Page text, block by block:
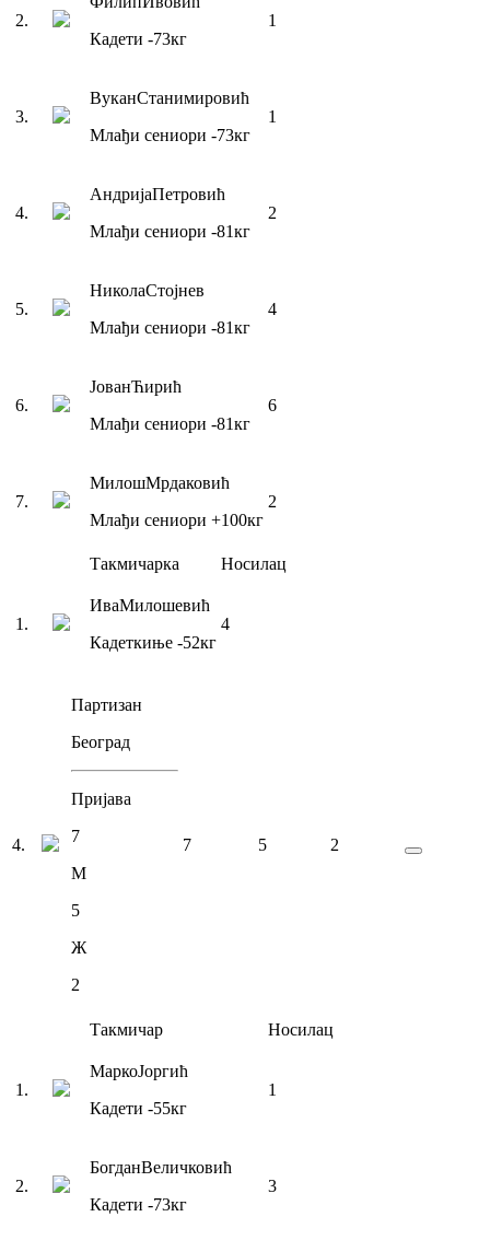
2.
Кадети -73кг
1
3.
ВуканСтанимировић
Млађи сениори -73кг
1
4.
АндријаПетровић
Млађи сениори -81кг
2
5.
НиколаСтојнев
Млађи сениори -81кг
4
6.
ЈованЋирић
Млађи сениори -81кг
6
7.
МилошМрдаковић
Млађи сениори +100кг
2
Такмичарка Носилац
1 .
ИваМилошевић
Кадеткиње -52кг
4
4.
Партизан
Београд
Пријава
7
М
5
Ж
2
7 5 2
Такмичар Носилац
1 .
МаркоЈоргић
Кадети -55кг
1
2.
БогданВеличковић
Кадети -73кг
3